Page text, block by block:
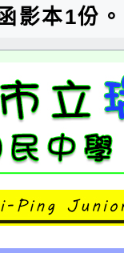
影本1份。